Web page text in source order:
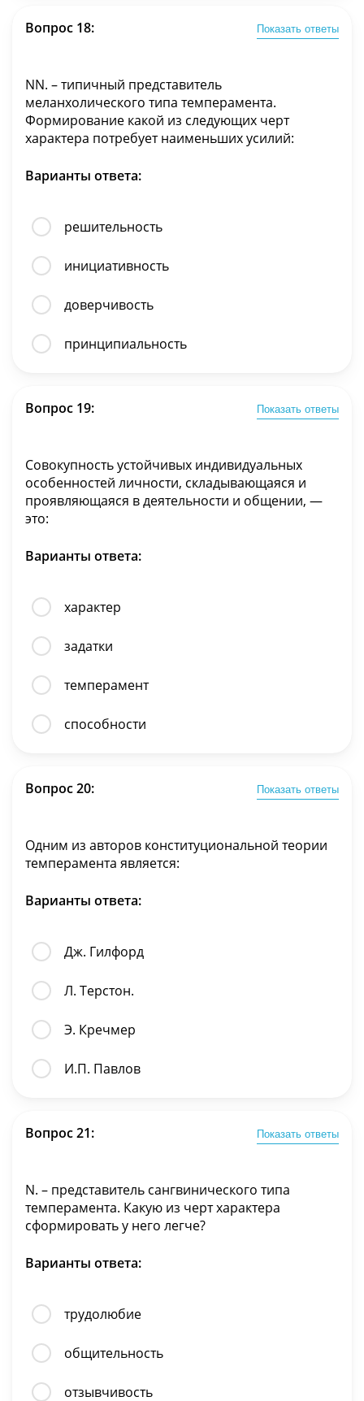
Вопрос 18: Показать ответы
NN. – типичный представитель
меланхолического типа темперамента.
Формирование какой из следующих черт
характера потребует наименьших усилий:
Варианты ответа:
решительность
инициативность
доверчивость
принципиальность
Вопрос 19: Показать ответы
Совокупность устойчивых индивидуальных
особенностей личности, складывающаяся и
проявляющаяся в деятельности и общении, —
это:
Варианты ответа:
характер
задатки
темперамент
способности
Вопрос 20: Показать ответы
Одним из авторов конституциональной теории
темперамента является:
Варианты ответа:
Дж. Гилфорд
Л. Терстон.
Э. Кречмер
И.П. Павлов
Вопрос 21: Показать ответы
N. – представитель сангвинического типа
темперамента. Какую из черт характера
сформировать у него легче?
Варианты ответа:
трудолюбие
общительность
отзывчивость